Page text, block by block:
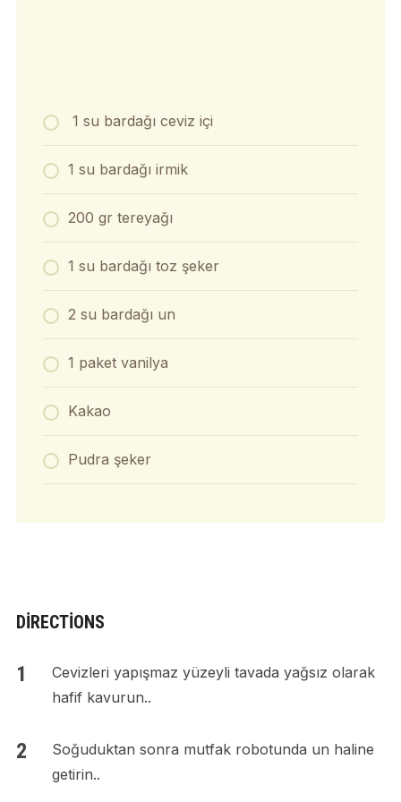
1 su bardağı ceviz içi
1 su bardağı irmik
200 gr tereyağı
1 su bardağı toz şeker
2 su bardağı un
1 paket vanilya
Kakao
Pudra şeker
DIRECTIONS
Cevizleri yapışmaz yüzeyli tavada yağsız olarak
hafif kavurun..
Soğuduktan sonra mutfak robotunda un haline
getirin..